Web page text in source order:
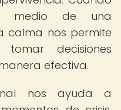
medio de una
calma nos permite
decisiones
efectiva.
nos ayuda a